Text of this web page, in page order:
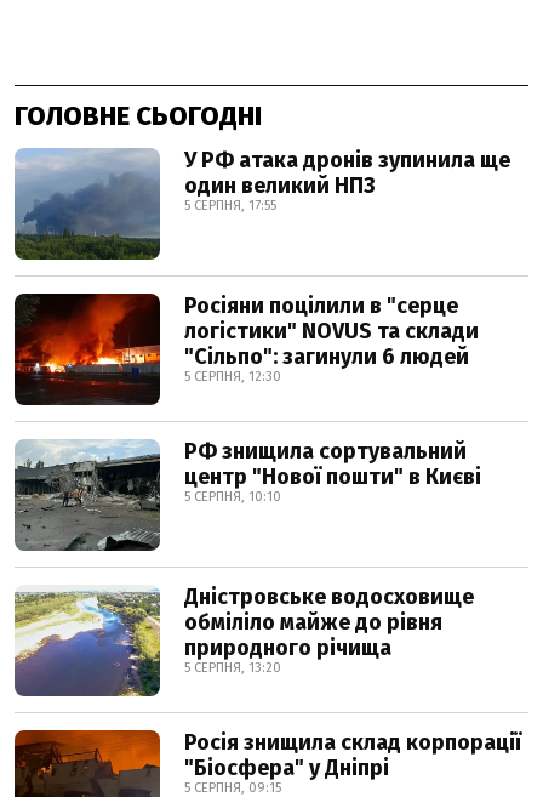
ГОЛОВНЕ СЬОГОДНІ
У РФ атака дронів зупинила ще
один великий НПЗ
5 СЕРПНЯ, 17:55
Росіяни поцілили в "серце
логістики" NOVUS та склади
"Сільпо": загинули 6 людей
5 СЕРПНЯ, 12:30
РФ знищила сортувальний
центр "Нової пошти" в Києві
5 СЕРПНЯ, 10:10
Дністровське водосховище
обміліло майже до рівня
природного річища
5 СЕРПНЯ, 13:20
Росія знищила склад корпорації
"Біосфера" у Дніпрі
5 СЕРПНЯ, 09:15